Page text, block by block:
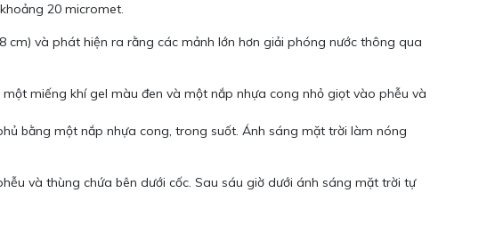
20 micromet.
cm) và phát hiện ra rằng các mảnh lớn hơn giải phóng nước thông qua
miếng khí gel màu đen và một nắp nhựa cong nhỏ giọt vào phễu và
bằng một nắp nhựa cong, trong suốt. Ánh sáng mặt trời làm nóng
và thùng chứa bên dưới cốc. Sau sáu giờ dưới ánh sáng mặt trời tự